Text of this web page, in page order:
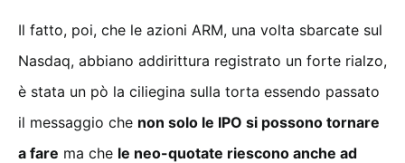
Il fatto, poi, che le azioni ARM, una volta sbarcate sul
Nasdaq, abbiano addirittura registrato un forte rialzo,
è stata un pò la ciliegina sulla torta essendo passato
il messaggio che non solo le IPO si possono tornare
a fare ma che le neo-quotate riescono anche ad